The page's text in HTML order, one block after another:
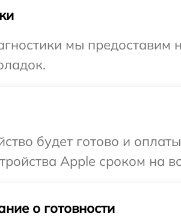
мы предоставим
будет готово и
Apple сроком на
о готовности